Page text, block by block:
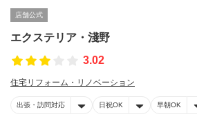
店舗公式
エクステリア・淺野
3.02
住宅リフォーム・リノベーション
出張・訪問対応 日祝OK 早朝OK